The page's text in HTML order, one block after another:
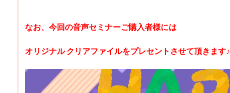
なお、今回の音声セミナーご購入者様には
オリジナル クリアファイルをプレセントさせて頂きます♪